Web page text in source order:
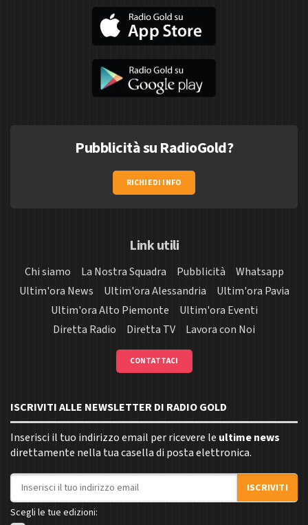
Pubblicità su RadioGold?
RICHIEDI INFO
Link utili
Chi siamo La Nostra Squadra Pubblicità
Whatsapp
Ultim'ora News
Ultim'ora Alessandria
Ultim'ora Pavia
Ultim'ora Alto Piemonte
Ultim'ora Eventi
Diretta Radio
Diretta TV Lavora con Noi
CONTATTACI
ISCRIVITI ALLE NEWSLETTER DI RADIO GOLD
Inserisci il tuo indirizzo email per ricevere le ultime news
direttamente nella tua casella di posta elettronica.
Indirizzo email
ISCRIVITI
Scegli le tue edizioni: